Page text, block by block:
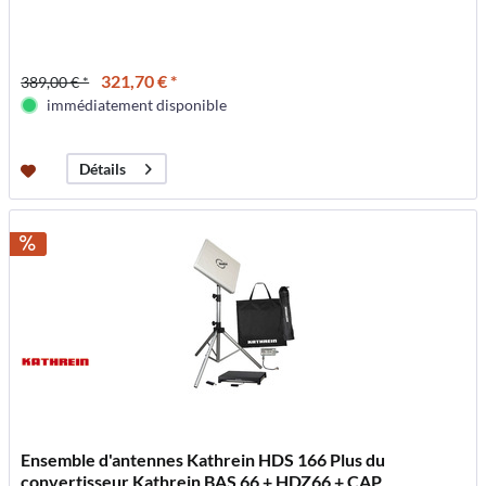
389,00 € * 321,70 € *
immédiatement disponible
Détails
Ensemble d'antennes Kathrein HDS 166 Plus du
convertisseur Kathrein BAS 66 + HDZ66 + CAP